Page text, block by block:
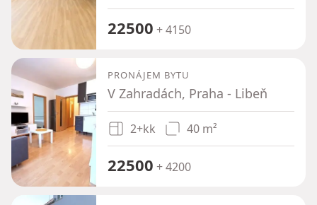
22500 + 4150
PRONÁJEM BYTU
V Zahradách, Praha - Libeň
2+kk 40 m²
22500 + 4200